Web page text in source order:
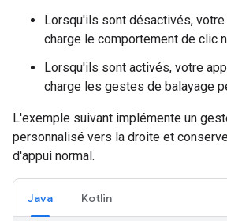
Lorsqu'ils sont désactivés,
charge le comportement de clic
Lorsqu'ils sont activés, votre
charge les gestes de balayage
L'exemple suivant implémente un
personnalisé vers la droite et
d'appui normal.
Java Kotlin